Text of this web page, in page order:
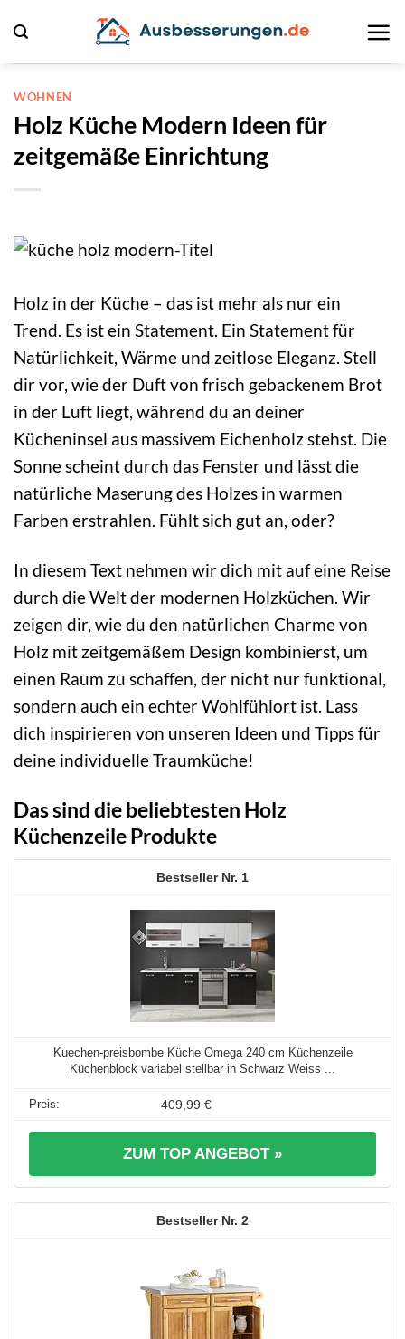
Inhalt
springen
WOHNEN
Holz Küche Modern Ideen für
zeitgemäße Einrichtung
Holz in der Küche – das ist mehr als nur ein
Trend. Es ist ein Statement. Ein Statement für
Natürlichkeit, Wärme und zeitlose Eleganz. Stell
dir vor, wie der Duft von frisch gebackenem Brot
in der Luft liegt, während du an deiner
Kücheninsel aus massivem Eichenholz stehst. Die
Sonne scheint durch das Fenster und lässt die
natürliche Maserung des Holzes in warmen
Farben erstrahlen. Fühlt sich gut an, oder?
In diesem Text nehmen wir dich mit auf eine Reise
durch die Welt der modernen Holzküchen. Wir
zeigen dir, wie du den natürlichen Charme von
Holz mit zeitgemäßem Design kombinierst, um
einen Raum zu schaffen, der nicht nur funktional,
sondern auch ein echter Wohlfühlort ist. Lass
dich inspirieren von unseren Ideen und Tipps für
deine individuelle Traumküche!
Das sind die beliebtesten Holz
Küchenzeile Produkte
1
Kuechen-preisbombe Küche Omega 240 cm Küchenzeile
Küchenblock variabel stellbar in Schwarz Weiss ...
409,99 €
ZUM TOP ANGEBOT »
2